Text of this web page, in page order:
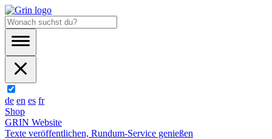
de en es fr
Shop
GRIN Website
Texte veröffentlichen, Rundum-Service genießen